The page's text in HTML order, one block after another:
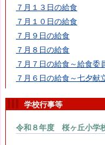
７月１３日の給食
７月１０日の給食
７月９日の給食
７月８日の給食
７月７日の給食～給食委
７月６日の給食～七夕献
学校行事等
令和８年度 桜ヶ丘小学